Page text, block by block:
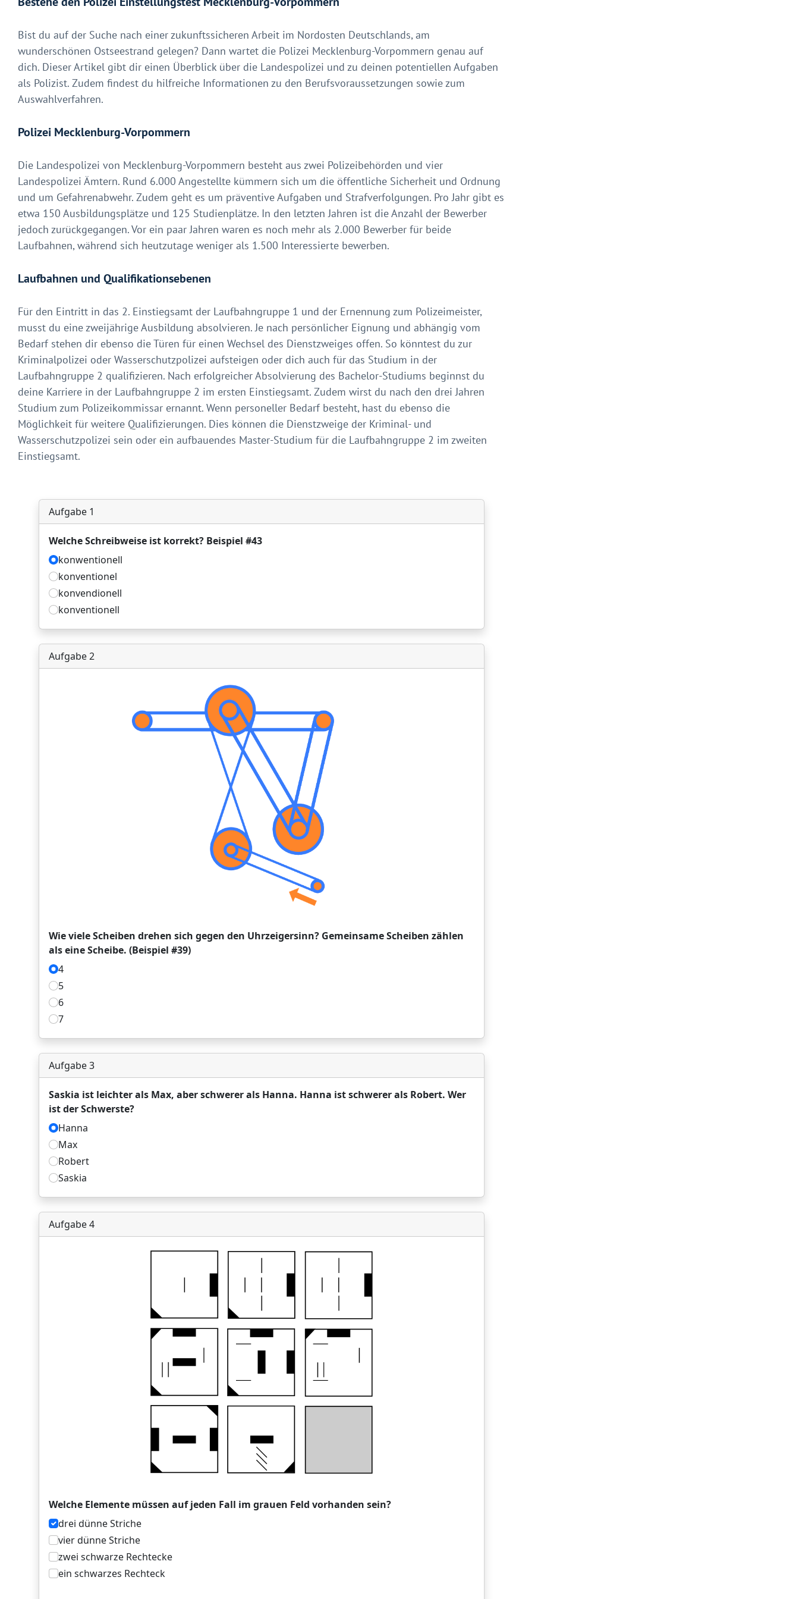
Bist du auf der Suche nach einer zukunftssicheren Arbeit im Nordosten Deutschlands, am
wunderschönen Ostseestrand gelegen? Dann wartet die Polizei Mecklenburg-Vorpommern genau auf
dich. Dieser Artikel gibt dir einen Überblick über die Landespolizei und zu deinen potentiellen Aufgaben
als Polizist. Zudem findest du hilfreiche Informationen zu den Berufsvoraussetzungen sowie zum
Auswahlverfahren.
Polizei Mecklenburg-Vorpommern
Die Landespolizei von Mecklenburg-Vorpommern besteht aus zwei Polizeibehörden und vier
Landespolizei Ämtern. Rund 6.000 Angestellte kümmern sich um die öffentliche Sicherheit und Ordnung
und um Gefahrenabwehr. Zudem geht es um präventive Aufgaben und Strafverfolgungen. Pro Jahr gibt es
etwa 150 Ausbildungsplätze und 125 Studienplätze. In den letzten Jahren ist die Anzahl der Bewerber
jedoch zurückgegangen. Vor ein paar Jahren waren es noch mehr als 2.000 Bewerber für beide
Laufbahnen, während sich heutzutage weniger als 1.500 Interessierte bewerben.
Laufbahnen und Qualifikationsebenen
Für den Eintritt in das 2. Einstiegsamt der Laufbahngruppe 1 und der Ernennung zum Polizeimeister,
musst du eine zweijährige Ausbildung absolvieren. Je nach persönlicher Eignung und abhängig vom
Bedarf stehen dir ebenso die Türen für einen Wechsel des Dienstzweiges offen. So könntest du zur
Kriminalpolizei oder Wasserschutzpolizei aufsteigen oder dich auch für das Studium in der
Laufbahngruppe 2 qualifizieren. Nach erfolgreicher Absolvierung des Bachelor-Studiums beginnst du
deine Karriere in der Laufbahngruppe 2 im ersten Einstiegsamt. Zudem wirst du nach den drei Jahren
Studium zum Polizeikommissar ernannt. Wenn personeller Bedarf besteht, hast du ebenso die
Möglichkeit für weitere Qualifizierungen. Dies können die Dienstzweige der Kriminal- und
Wasserschutzpolizei sein oder ein aufbauendes Master-Studium für die Laufbahngruppe 2 im zweiten
Einstiegsamt.